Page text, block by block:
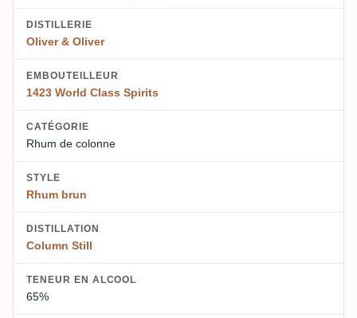
DISTILLERIE
Oliver & Oliver
EMBOUTEILLEUR
1423 World Class Spirits
CATÉGORIE
Rhum de colonne
STYLE
Rhum brun
DISTILLATION
Column Still
TENEUR EN ALCOOL
65%